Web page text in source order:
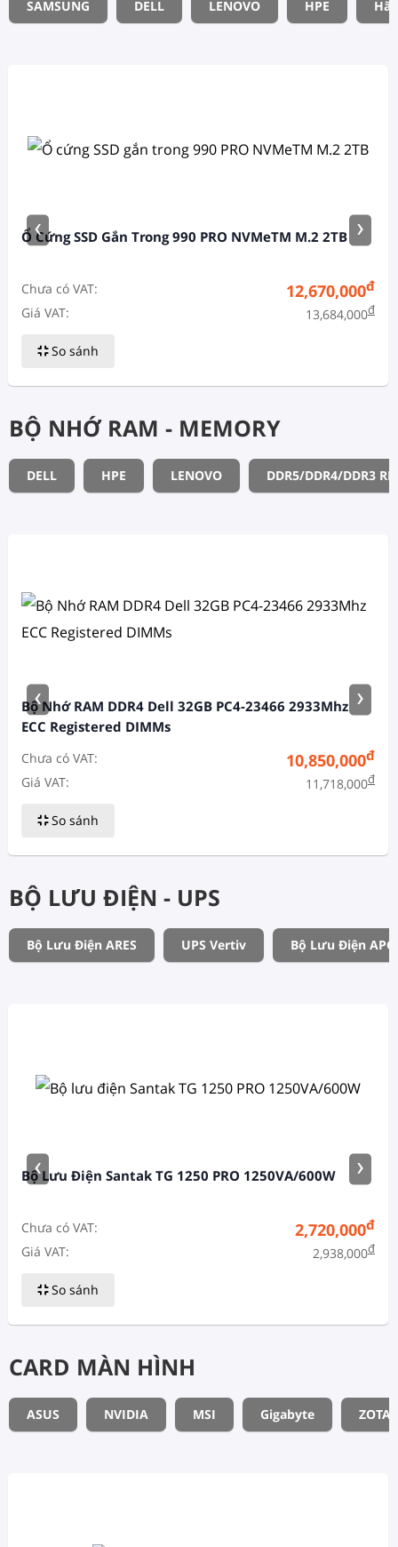
SAMSUNG DELL LENOVO HPE
Ổ Cứng SSD Gắn Trong 990 PRO NVMeTM M.2 2TB
Chưa có VAT: 12,670,000đ
Giá VAT: 13,684,000đ
So sánh
‹ ›
BỘ NHỚ RAM - MEMORY
DELL HPE LENOVO DDR5/DDR4/DDR3
Bộ Nhớ RAM DDR4 Dell 32GB PC4-23466 2933Mhz
ECC Registered DIMMs
Chưa có VAT: 10,850,000đ
Giá VAT: 11,718,000đ
So sánh
‹ ›
BỘ LƯU ĐIỆN - UPS
Bộ Lưu Điện ARES UPS Vertiv Bộ Lưu Điện APC
Bộ Lưu Điện Santak TG 1250 PRO 1250VA/600W
Chưa có VAT: 2,720,000đ
Giá VAT: 2,938,000đ
So sánh
‹ ›
CARD MÀN HÌNH
ASUS NVIDIA MSI Gigabyte ZOTAC